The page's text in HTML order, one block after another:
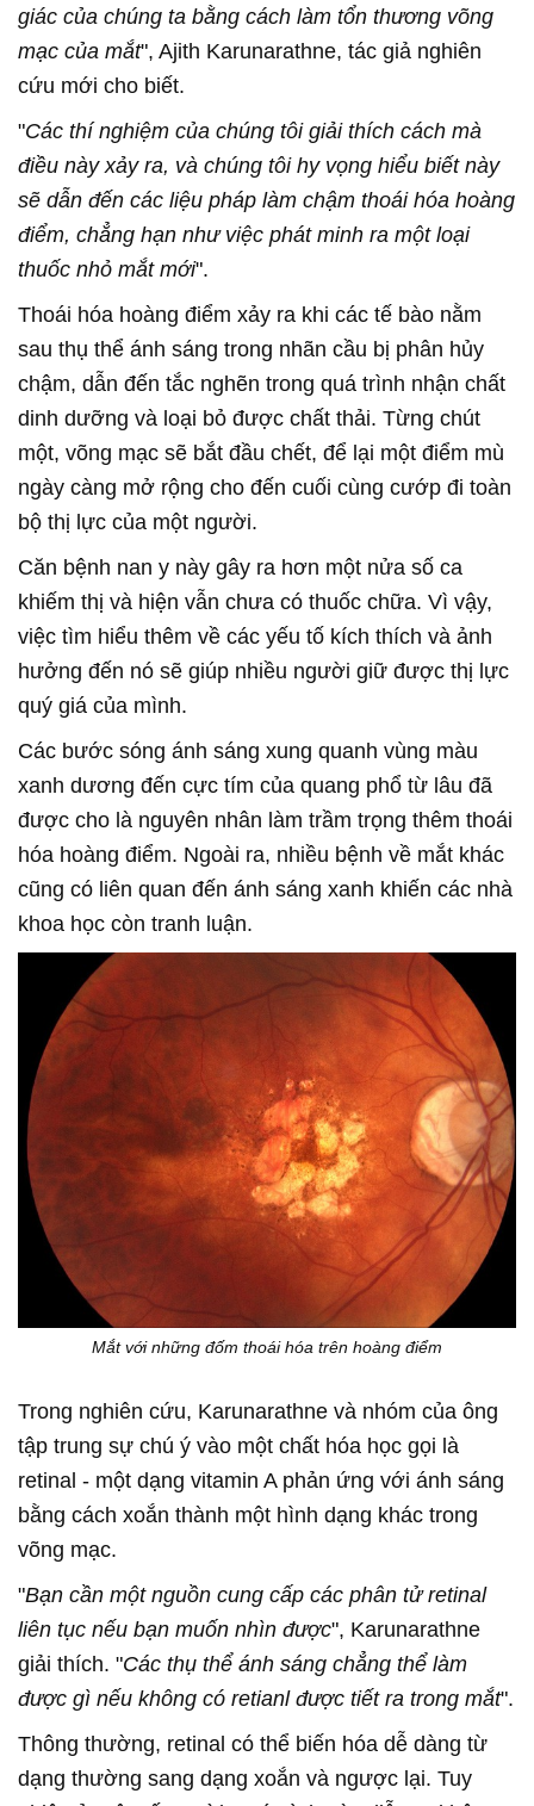
giác của chúng ta bằng cách làm tổn thương võng
mạc của mắt", Ajith Karunarathne, tác giả nghiên
cứu mới cho biết.
"Các thí nghiệm của chúng tôi giải thích cách mà
điều này xảy ra, và chúng tôi hy vọng hiểu biết này
sẽ dẫn đến các liệu pháp làm chậm thoái hóa hoàng
điểm, chẳng hạn như việc phát minh ra một loại
thuốc nhỏ mắt mới".
Thoái hóa hoàng điểm xảy ra khi các tế bào nằm
sau thụ thể ánh sáng trong nhãn cầu bị phân hủy
chậm, dẫn đến tắc nghẽn trong quá trình nhận chất
dinh dưỡng và loại bỏ được chất thải. Từng chút
một, võng mạc sẽ bắt đầu chết, để lại một điểm mù
ngày càng mở rộng cho đến cuối cùng cướp đi toàn
bộ thị lực của một người.
Căn bệnh nan y này gây ra hơn một nửa số ca
khiếm thị và hiện vẫn chưa có thuốc chữa. Vì vậy,
việc tìm hiểu thêm về các yếu tố kích thích và ảnh
hưởng đến nó sẽ giúp nhiều người giữ được thị lực
quý giá của mình.
Các bước sóng ánh sáng xung quanh vùng màu
xanh dương đến cực tím của quang phổ từ lâu đã
được cho là nguyên nhân làm trầm trọng thêm thoái
hóa hoàng điểm. Ngoài ra, nhiều bệnh về mắt khác
cũng có liên quan đến ánh sáng xanh khiến các nhà
khoa học còn tranh luận.
Mắt với những đốm thoái hóa trên hoàng điểm
Trong nghiên cứu, Karunarathne và nhóm của ông
tập trung sự chú ý vào một chất hóa học gọi là
retinal - một dạng vitamin A phản ứng với ánh sáng
bằng cách xoắn thành một hình dạng khác trong
võng mạc.
"Bạn cần một nguồn cung cấp các phân tử retinal
liên tục nếu bạn muốn nhìn được", Karunarathne
giải thích. "Các thụ thể ánh sáng chẳng thể làm
được gì nếu không có retianl được tiết ra trong mắt".
Thông thường, retinal có thể biến hóa dễ dàng từ
dạng thường sang dạng xoắn và ngược lại. Tuy